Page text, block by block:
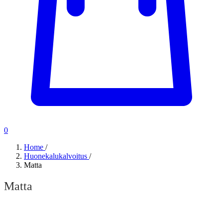
0
Home /
Huonekalukalvoitus /
Matta
Matta